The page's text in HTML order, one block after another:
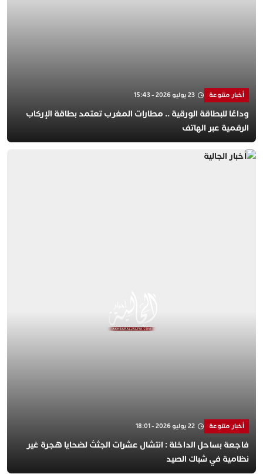
أخبار متنوعة 23 يوليو 2026 - 15:43
وداعًا للبطاقة الورقية .. مطارات المغرب تعتمد بطاقة الإركاب
الرقمية عبر الهاتف
أخبار متنوعة 22 يوليو 2026 - 18:01
​فاجعة بساحل الداخلة : انتشال عشرات الجثث لضحايا هجرة غير
نظامية في شباك الصيد